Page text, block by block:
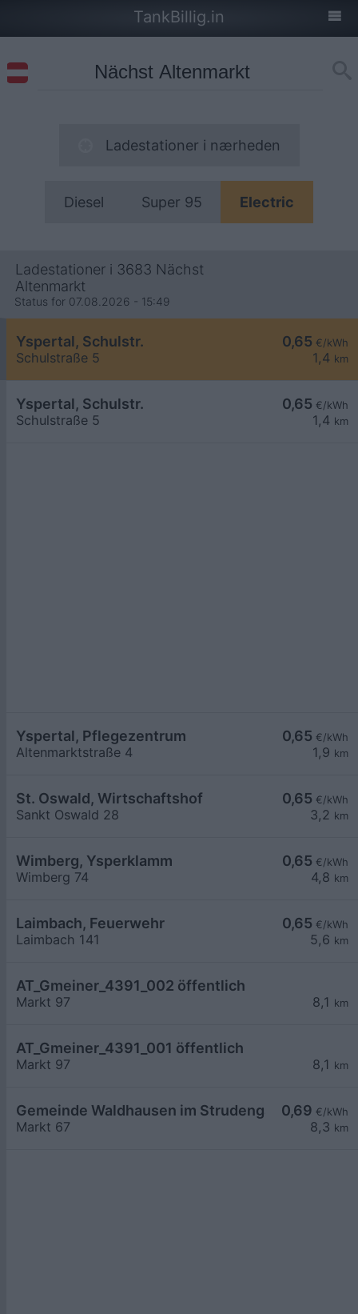
TankBillig.in
Ladestationer i nærheden
Diesel Super 95 Electric
Ladestationer i 3683 Nächst
Altenmarkt
Status for 07.08.2026 - 15:49
0,65 €/kWh
1,4 km
Yspertal, Schulstr.
Schulstraße 5
0,65 €/kWh
1,4 km
Yspertal, Schulstr.
Schulstraße 5
0,65 €/kWh
1,9 km
Yspertal, Pflegezentrum
Altenmarktstraße 4
0,65 €/kWh
3,2 km
St. Oswald, Wirtschaftshof
Sankt Oswald 28
0,65 €/kWh
4,8 km
Wimberg, Ysperklamm
Wimberg 74
0,65 €/kWh
5,6 km
Laimbach, Feuerwehr
Laimbach 141
8,1 km
AT_Gmeiner_4391_002 öffentlich
Markt 97
8,1 km
AT_Gmeiner_4391_001 öffentlich
Markt 97
0,69 €/kWh
8,3 km
Gemeinde Waldhausen im Strudengau Markt 67
Markt 67